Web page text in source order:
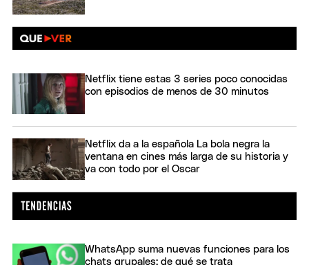
Netflix tiene estas 3 series poco conocidas
con episodios de menos de 30 minutos
Netflix da a la española La bola negra la
ventana en cines más larga de su historia y
va con todo por el Oscar
WhatsApp suma nuevas funciones para los
chats grupales: de qué se trata